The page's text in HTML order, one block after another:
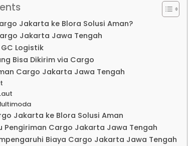
Jakarta ke Blora Solusi Aman?
Jakarta Jawa Tengah
Logistik
Bisa Dikirim via Cargo
Cargo Jakarta Jawa Tengah
Jakarta ke Blora Solusi Aman
Pengiriman Cargo Jakarta Jawa Tengah
Biaya Cargo Jakarta Jawa Tengah